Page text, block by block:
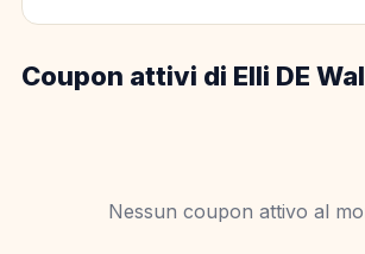
Coupon attivi di Elli DE
Nessun coupon attivo al